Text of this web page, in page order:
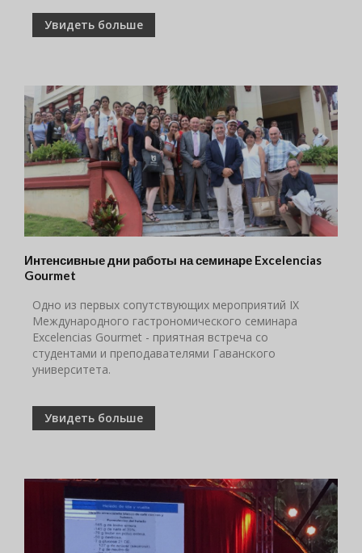
Увидеть больше
Интенсивные дни работы на семинаре Excelencias
Gourmet
Одно из первых сопутствующих мероприятий IX
Международного гастрономического семинара
Excelencias Gourmet - приятная встреча со
студентами и преподавателями Гаванского
университета.
Увидеть больше